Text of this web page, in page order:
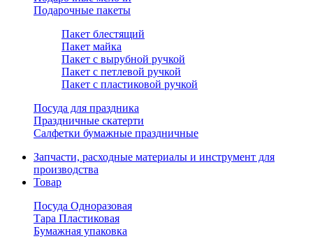
Подарочные пакеты
Пакет блестящий
Пакет майка
Пакет с вырубной ручкой
Пакет с петлевой ручкой
Пакет с пластиковой ручкой
Посуда для праздника
Праздничные скатерти
Салфетки бумажные праздничные
Запчасти, расходные материалы и инструмент для
производства
Товар
Посуда Одноразовая
Тара Пластиковая
Бумажная упаковка